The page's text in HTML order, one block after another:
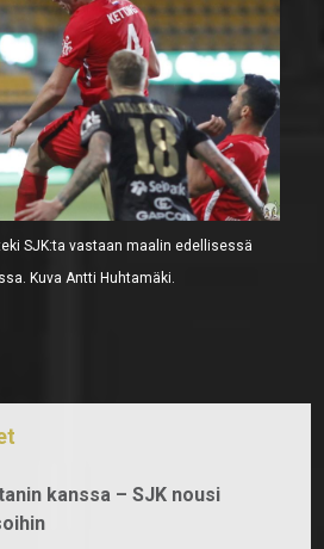
SJK:ta vastaan maalin edellisessä
Kuva Antti Huhtamäki.
kanssa – SJK nousi